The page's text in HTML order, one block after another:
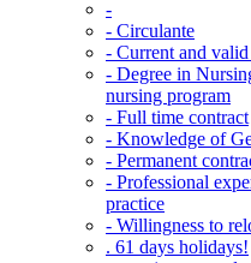
-
- Circulante
- Current and
- Degree in
nursing program
- Full time contract
- Knowledge of
- Permanent
- Professional
practice
- Willingness to
. 61 days holidays!